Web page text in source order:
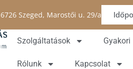
6726 Szeged, Marostői u. 29/a
Szolgáltatások Gyakori
Rólunk Kapcsolat